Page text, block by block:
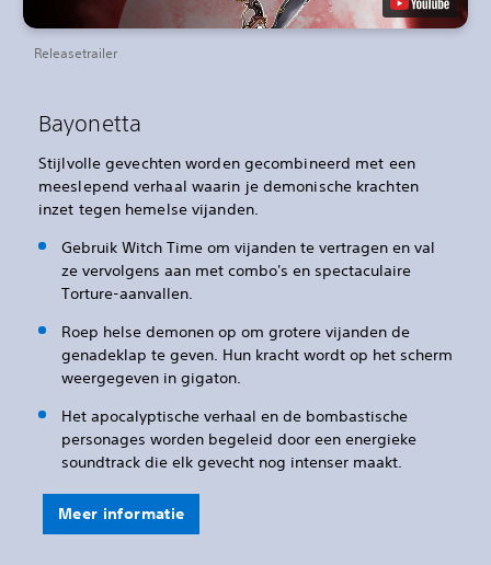
Releasetrailer
Bayonetta
Stijlvolle gevechten worden gecombineerd met een
meeslepend verhaal waarin je demonische krachten
inzet tegen hemelse vijanden.
Gebruik Witch Time om vijanden te vertragen en val
ze vervolgens aan met combo's en spectaculaire
Torture-aanvallen.
Roep helse demonen op om grotere vijanden de
genadeklap te geven. Hun kracht wordt op het scherm
weergegeven in gigaton.
Het apocalyptische verhaal en de bombastische
personages worden begeleid door een energieke
soundtrack die elk gevecht nog intenser maakt.
Meer informatie